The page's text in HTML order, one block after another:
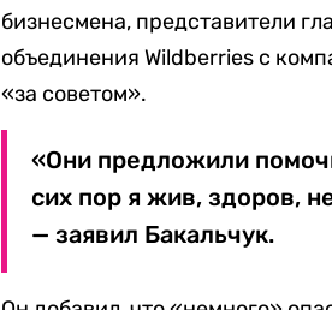
бизнесмена, представители
объединения Wildberries с
«за советом».
«Они предложили
сих пор я жив, здоров,
— заявил Бакальчук.